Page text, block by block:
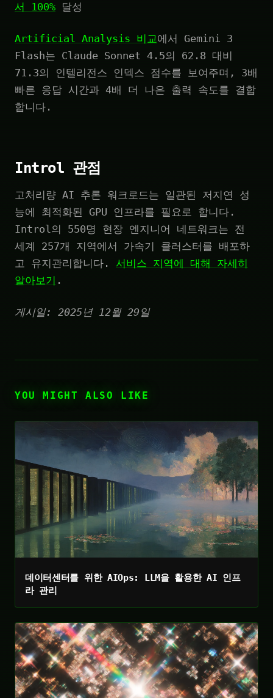
서 100% 달성
Artificial Analysis 비교에서 Gemini 3
Flash는 Claude Sonnet 4.5의 62.8 대비
71.3의 인텔리전스 인덱스 점수를 보여주며, 3배
빠른 응답 시간과 4배 더 나은 출력 속도를 결합
합니다.
Introl 관점
고처리량 AI 추론 워크로드는 일관된 저지연 성
능에 최적화된 GPU 인프라를 필요로 합니다.
Introl의 550명 현장 엔지니어 네트워크는 전
세계 257개 지역에서 가속기 클러스터를 배포하
고 유지관리합니다. 서비스 지역에 대해 자세히
알아보기 .
게시일: 2025년 12월 29일
YOU MIGHT ALSO LIKE
데이터센터를 위한 AIOps: LLM을 활용한 AI 인프
라 관리